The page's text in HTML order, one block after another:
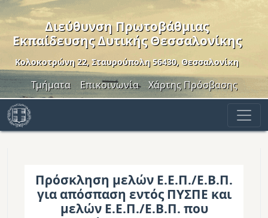
Παράκαμψη προς το κυρίως περιεχόμενο
Διεύθυνση Πρωτοβάθμιας
Εκπαίδευσης Δυτικής Θεσσαλονίκης
Κολοκοτρώνη 22, Σταυρούπολη 56430, Θεσσαλονίκη
Header Menu
Τμήματα Επικοινωνία Χάρτης Πρόσβασης
Πρόσκληση μελών Ε.Ε.Π./Ε.Β.Π.
για απόσπαση εντός ΠΥΣΠΕ και
μελών Ε.Ε.Π./Ε.Β.Π. που